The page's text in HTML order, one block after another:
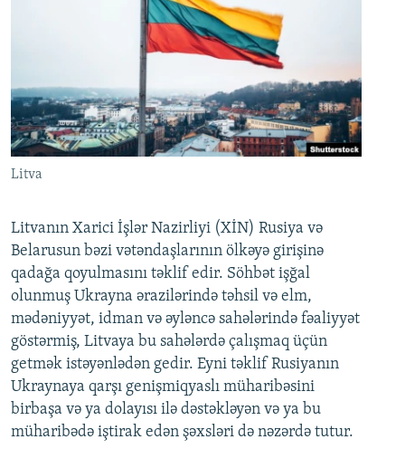
Litva
Litvanın Xarici İşlər Nazirliyi (XİN) Rusiya və
Belarusun bəzi vətəndaşlarının ölkəyə girişinə
qadağa qoyulmasını təklif edir. Söhbət işğal
olunmuş Ukrayna ərazilərində təhsil və elm,
mədəniyyət, idman və əyləncə sahələrində fəaliyyət
göstərmiş, Litvaya bu sahələrdə çalışmaq üçün
getmək istəyənlədən gedir. Eyni təklif Rusiyanın
Ukraynaya qarşı genişmiqyaslı müharibəsini
birbaşa və ya dolayısı ilə dəstəkləyən və ya bu
müharibədə iştirak edən şəxsləri də nəzərdə tutur.